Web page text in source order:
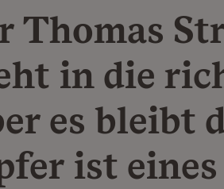
Thomas
in die
es bleibt
ist